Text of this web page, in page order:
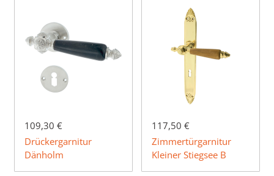
109,30 €
Drückergarnitur
Dänholm
117,50 €
Zimmertürgarnitur
Kleiner Stiegsee B